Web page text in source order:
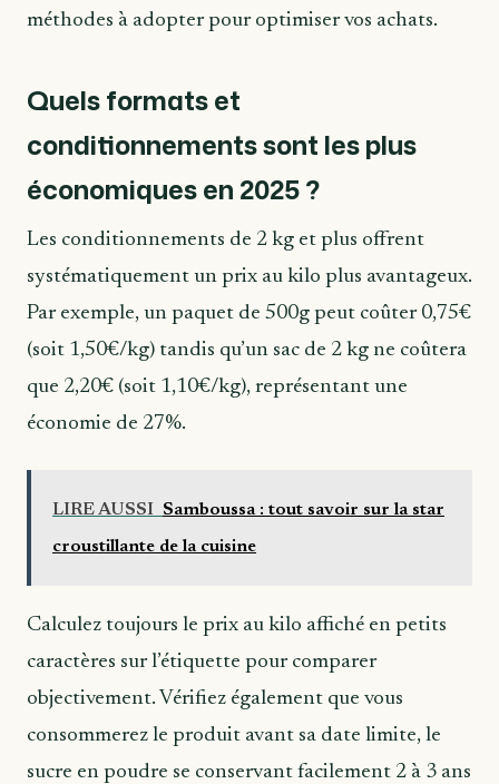
méthodes à adopter pour optimiser vos achats.
Quels formats et
conditionnements sont les plus
économiques en 2025 ?
Les conditionnements de 2 kg et plus offrent
systématiquement un prix au kilo plus avantageux.
Par exemple, un paquet de 500g peut coûter 0,75€
(soit 1,50€/kg) tandis qu’un sac de 2 kg ne coûtera
que 2,20€ (soit 1,10€/kg), représentant une
économie de 27%.
LIRE AUSSI Samboussa : tout savoir sur la star
croustillante de la cuisine
Calculez toujours le prix au kilo affiché en petits
caractères sur l’étiquette pour comparer
objectivement. Vérifiez également que vous
consommerez le produit avant sa date limite, le
sucre en poudre se conservant facilement 2 à 3 ans